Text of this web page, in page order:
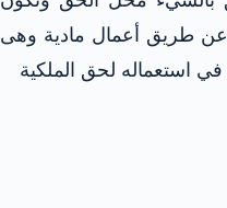
عن طريق أعمال مادية وهى
في استعماله لحق الملكية